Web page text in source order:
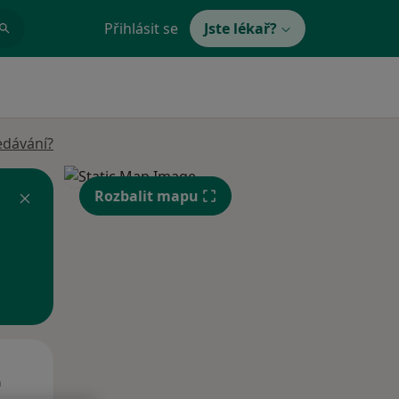
Přihlásit se Jste lékař?
Rozbalit mapu